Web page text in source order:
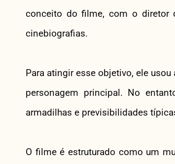
conceito do filme, com o diretor
cinebiografias.
Para atingir esse objetivo, ele
personagem principal. No
armadilhas e previsibilidades
O filme é estruturado como um